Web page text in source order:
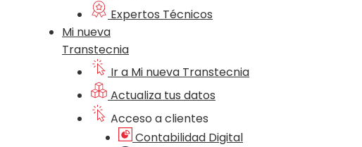
Expertos Técnicos
Mi nueva
Transtecnia
Ir a Mi nueva Transtecnia
Actualiza tus datos
Acceso a clientes
Contabilidad Digital